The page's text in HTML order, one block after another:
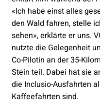
«Ich habe einst alles
den Wald fahren, stelle
sehen», erklärte er uns.
nutzte die Gelegenheit
Co-Pilotin an der 35-
Stein teil. Dabei hat sie
die Inclusio-Ausfahrten
Kaffeefahrten sind.